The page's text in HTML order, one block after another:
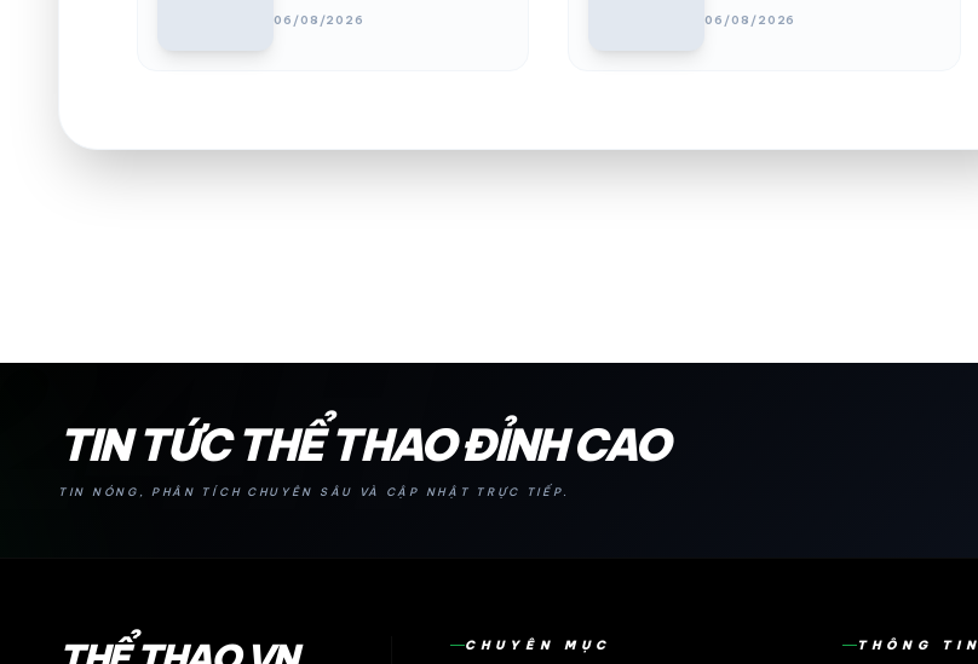
06/08/2026
OPEN 2026
06/08/2026
TIN TỨC THỂ THAO ĐỈNH CAO
TIN NÓNG, PHÂN TÍCH CHUYÊN SÂU VÀ CẬP NHẬT TRỰC TIẾP.
CHUYÊN MỤC THÔNG TIN